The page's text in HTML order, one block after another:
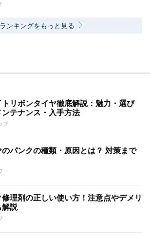
ランキングをもっと見る
トリボンタイヤ徹底解説：魅力・選び
ンテナンス・入手方法
プ
のパンクの種類・原因とは？ 対策まで
理剤の正しい使い方！注意点やデメリ
解説